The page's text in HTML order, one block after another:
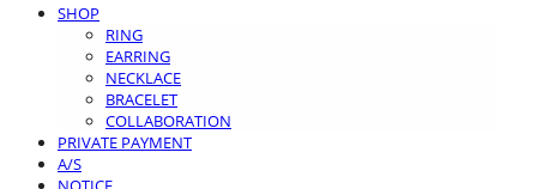
SHOP
RING
EARRING
NECKLACE
BRACELET
COLLABORATION
PRIVATE PAYMENT
A/S